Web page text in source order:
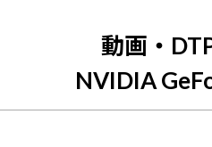
動画・
NVIDIA